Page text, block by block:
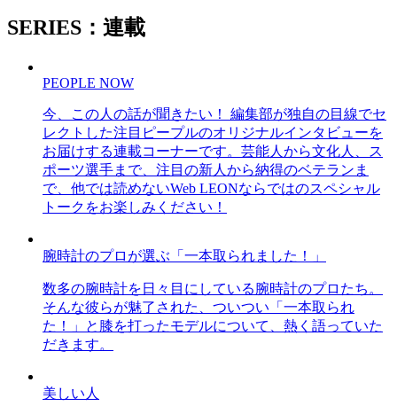
SERIES：連載
PEOPLE NOW
今、この人の話が聞きたい！ 編集部が独自の目線でセ
レクトした注目ピープルのオリジナルインタビューを
お届けする連載コーナーです。芸能人から文化人、ス
ポーツ選手まで、注目の新人から納得のベテランま
で、他では読めないWeb LEONならではのスペシャル
トークをお楽しみください！
腕時計のプロが選ぶ「一本取られました！」
数多の腕時計を日々目にしている腕時計のプロたち。
そんな彼らが魅了された、ついつい「一本取られ
た！」と膝を打ったモデルについて、熱く語っていた
だきます。
美しい人